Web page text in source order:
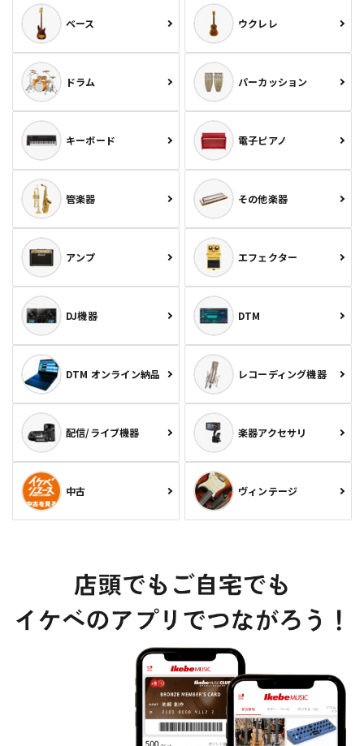
ベース ウクレレ
ドラム パーカッション
キーボード 電子ピアノ
管楽器 その他楽器
アンプ エフェクター
DJ機器 DTM
DTM オンライン納品 レコーディング機器
配信/ライブ機器 楽器アクセサリ
中古 ヴィンテージ